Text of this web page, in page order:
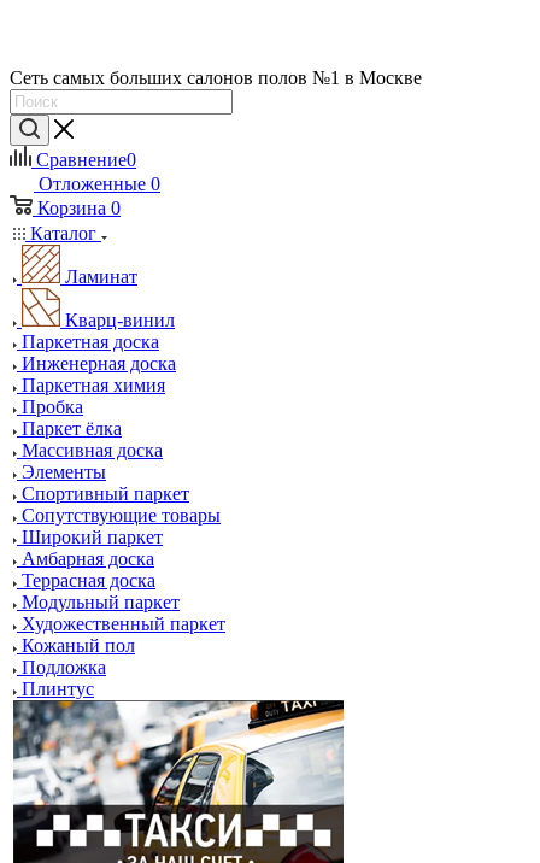
Сеть самых больших салонов полов №1 в Москве
Сравнение0
Отложенные 0
Корзина 0
Каталог
Ламинат
Кварц-винил
Паркетная доска
Инженерная доска
Паркетная химия
Пробка
Паркет ёлка
Массивная доска
Элементы
Спортивный паркет
Сопутствующие товары
Широкий паркет
Амбарная доска
Террасная доска
Модульный паркет
Художественный паркет
Кожаный пол
Подложка
Плинтус